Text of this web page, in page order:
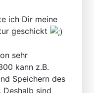
ich Dir meine
geschickt
sehr
kann z.B.
Speichern des
Deshalb sind